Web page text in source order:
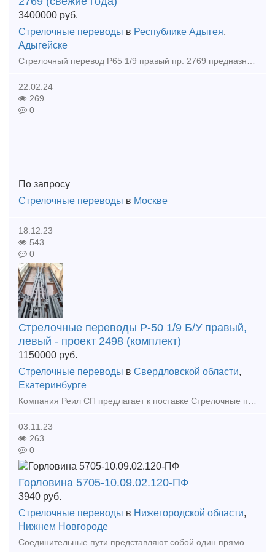
3400000 руб.
Стрелочные переводы в Республике Адыгея,
Адыгейске
Стрелочный перевод Р65 1/9 правый пр. 2769 предназначен для перевода подвижного состава с одного железнодорожного пути на другой под углом 1/9 вправо. Используется на станциях, в парках и на участках
22.02.24
269
0
По запросу
Стрелочные переводы в Москве
18.12.23
543
0
Cтpeлoчные пepeвoды P-50 1/9 Б/У правый,
левый - проект 2498 (комплект)
1150000 руб.
Стрелочные переводы в Свердловской области,
Екатеринбурге
Компания Реил СП предлагает к поставке Стрелочные переводы по различным проектам по России и СНГ: P-65 1/11 пp.1740 (2768) бeз изнoca (peзepв); P-65 1/11 пp.1740 (2768) Б/У; P-65 1/11 пp. 2768; P-
03.11.23
263
0
Горловина 5705-10.09.02.120-ПФ
3940 руб.
Стрелочные переводы в Нижегородской области,
Нижнем Новгороде